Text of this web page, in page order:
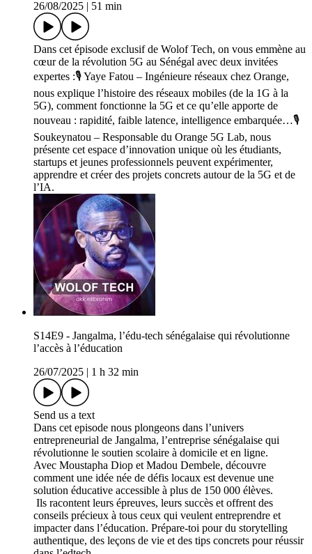
26/08/2025
51 min
Dans cet épisode exclusif de Wolof Tech, on vous emmène au
cœur de la révolution 5G au Sénégal avec deux invitées
expertes :🎙️ Yaye Fatou – Ingénieure réseaux chez Orange,
nous explique l’histoire des réseaux mobiles (de la 1G à la
5G), comment fonctionne la 5G et ce qu’elle apporte de
nouveau : rapidité, faible latence, intelligence embarquée…🎙️
Soukeynatou – Responsable du Orange 5G Lab, nous
présente cet espace d’innovation unique où les étudiants,
startups et jeunes professionnels peuvent expérimenter,
apprendre et créer des projets concrets autour de la 5G et de
l’IA.
S14E9 - Jangalma, l’édu-tech sénégalaise qui révolutionne
l’accès à l’éducation
26/07/2025
1 h 32 min
Send us a text
Dans cet episode nous plongeons dans l’univers
entrepreneurial de Jangalma, l’entreprise sénégalaise qui
révolutionne le soutien scolaire à domicile et en ligne.
Avec Moustapha Diop et Madou Dembele, découvre
comment une idée née de défis locaux est devenue une
solution éducative accessible à plus de 150 000 élèves.
Ils racontent leurs épreuves, leurs succès et offrent des
conseils précieux à tous ceux qui veulent entreprendre et
impacter dans l’éducation. Prépare-toi pour du storytelling
authentique, des leçons de vie et des tips concrets pour réussir